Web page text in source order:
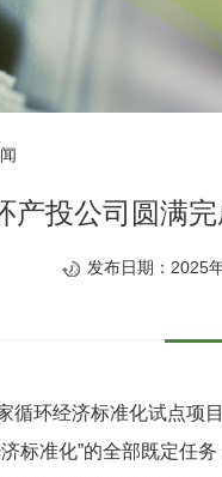
产投公司圆满
发布日期：2025
循环经济标准化试点项
标准化”的全部既定任